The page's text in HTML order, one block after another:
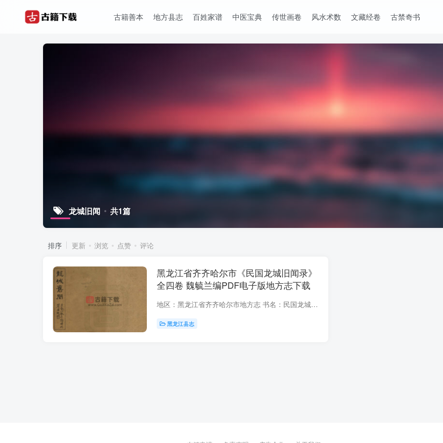
古籍善本 地方县志 百姓家谱 中医宝典 传世画卷 风水术数 文藏经卷 古禁奇书
龙城旧闻 共1篇
排序 更新 浏览 点赞 评论
黑龙江省齐齐哈尔市《民国龙城旧闻录》
全四卷 魏毓兰编PDF电子版地方志下载
地区：黑龙江省齐齐哈尔市地方志 书名：民国龙城旧闻录 又名《龙城外史》 卷数：全四卷 作者：魏毓兰编 版本：民国八年（1919）黑龙江报社铅印本 格式：原书原貌彩色高清PDF电子影印版 大小：21...
黑龙江县志